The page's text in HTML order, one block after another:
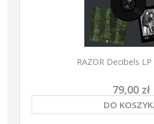
RAZOR Decibels LP
79,00 zł
DO